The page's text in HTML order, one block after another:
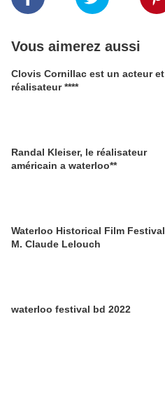
Vous aimerez aussi
Clovis Cornillac est un acteur et
réalisateur ****
Randal Kleiser, le réalisateur
américain a waterloo**
Waterloo Historical Film
M. Claude Lelouch
waterloo festival bd 2022